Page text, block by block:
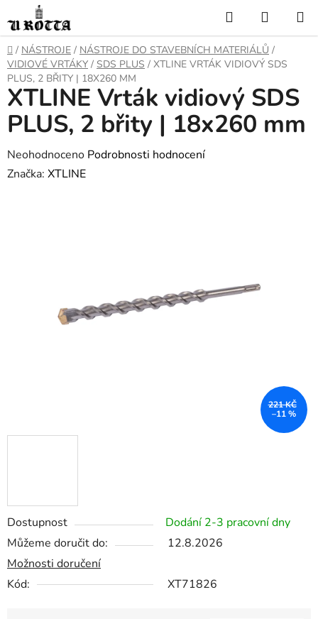
na
obsah
Hledat
KOŠÍK
DOMŮ
/ NÁSTROJE / NÁSTROJE DO STAVEBNÍCH MATERIÁLŮ /
VIDIOVÉ VRTÁKY / SDS PLUS / XTLINE VRTÁK VIDIOVÝ SDS
PLUS, 2 BŘITY | 18X260 MM
Dostupnost
Dodání 2-3 pracovní dny
Můžeme doručit do:
12.8.2026
Možnosti doručení
Kód:
XT71826
XTLINE Vrták vidiový SDS
PLUS, 2 břity | 18x260 mm
Průměrné
hodnocení
Neohodnoceno Podrobnosti hodnocení
Značka: XTLINE
221 KČ
–11 %